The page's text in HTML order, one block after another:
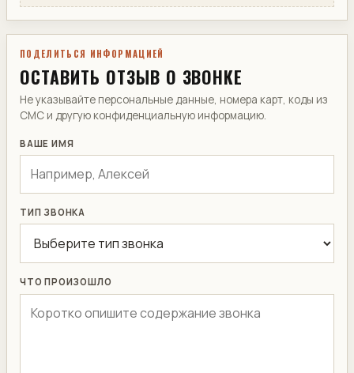
ПОДЕЛИТЬСЯ ИНФОРМАЦИЕЙ
ОСТАВИТЬ ОТЗЫВ О ЗВОНКЕ
Не указывайте персональные данные, номера карт, коды из
СМС и другую конфиденциальную информацию.
ВАШЕ ИМЯ
ТИП ЗВОНКА
ЧТО ПРОИЗОШЛО